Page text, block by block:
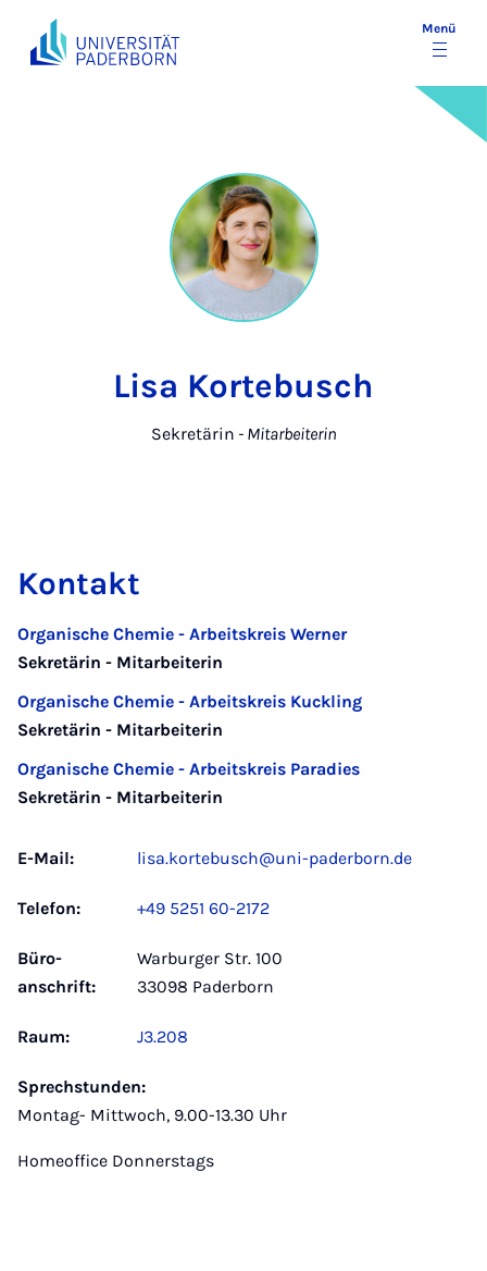
Menü
Lisa Kortebusch
Sekretärin - Mitarbeiterin
Kontakt
Organische Chemie - Arbeitskreis Werner
Sekretärin - Mitarbeiterin
Organische Chemie - Arbeitskreis Kuckling
Sekretärin - Mitarbeiterin
Organische Chemie - Arbeitskreis Paradies
Sekretärin - Mitarbeiterin
E-Mail: lisa.kortebusch@uni-paderborn.de
Telefon: +49 5251 60-2172
Büro­
anschrift:
Warburger Str. 100
33098 Paderborn
Raum: J3.208
Sprechstunden:
Montag- Mittwoch, 9.00-13.30 Uhr
Homeoffice Donnerstags